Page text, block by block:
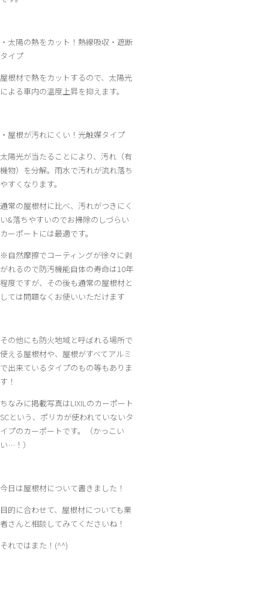
・太陽の熱をカット！熱線吸収・遮断
タイプ
屋根材で熱をカットするので、太陽光
による車内の温度上昇を抑えます。
・屋根が汚れにくい！光触媒タイプ
太陽光が当たることにより、汚れ（有
機物）を分解。雨水で汚れが流れ落ち
やすくなります。
通常の屋根材に比べ、汚れがつきにく
い&落ちやすいのでお掃除のしづらい
カーポートには最適です。
※自然摩擦でコーティングが徐々に剥
がれるので防汚機能自体の寿命は10年
程度ですが、その後も通常の屋根材と
しては問題なくお使いいただけます
その他にも防火地域と呼ばれる場所で
使える屋根材や、屋根がすべてアルミ
で出来ているタイプのもの等もありま
す！
ちなみに掲載写真はLIXILのカーポート
SCという、ポリカが使われていないタ
イプのカーポートです。（かっこい
い…！）
今日は屋根材について書きました！
目的に合わせて、屋根材についても業
者さんと相談してみてくださいね！
それではまた！(^^)